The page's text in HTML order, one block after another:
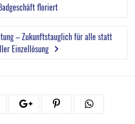
floriert
– Zukunftstauglich für alle statt
Einzellösung